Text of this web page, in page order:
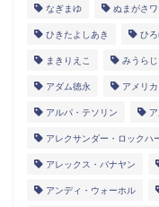
なぎまゆ ぬまがさワ
ひきたよしあき ひ
まきりえこ みうらじ
アダム徳永 アメリカ
アルパ・テソリン
アレクサンダー・ロックハ
アレックス・バナヤン
アンディ・ウォーホル